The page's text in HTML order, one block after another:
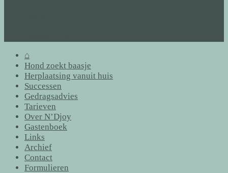
⌂
Hond zoekt baasje
Herplaatsing vanuit huis
Successen
Gedragsadvies
Tarieven
Over N’Djoy
Gastenboek
Links
Archief
Contact
Formulieren